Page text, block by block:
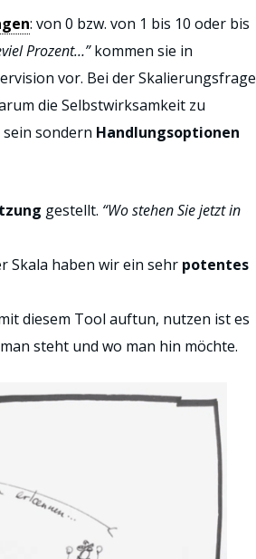
: von 0 bzw. von 1 bis 10 oder bis
Prozent…”kommen sie in
vor. Bei der Skalierungsfrage
die Selbstwirksamkeit zu
sondern Handlungsoptionen
gestellt. “Wo stehen Sie jetzt in
Skala haben wir ein sehr potentes
diesem Tool auftun, nutzen ist es
steht und wo man hin möchte.